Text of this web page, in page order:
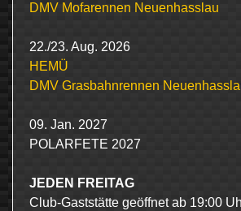
DMV Mofarennen Neuenhasslau
22./23. Aug. 2026
HEMÜ
DMV Grasbahnrennen
09. Jan. 2027
POLARFETE 2027
JEDEN FREITAG
Club-Gaststätte geöffnet ab 19:00